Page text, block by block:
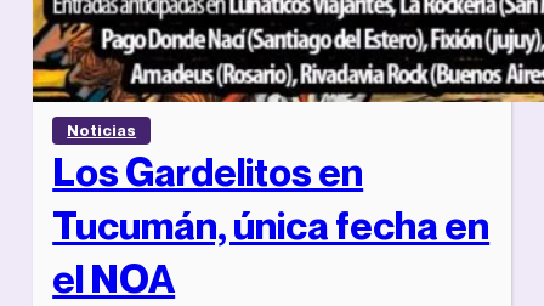
Noticias
Los Gardelitos en
Tucumán, única fecha en
el NOA